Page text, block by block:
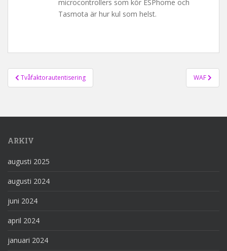
microcontrollers som kör ESPhome och
Tasmota är hur kul som helst.
Inläggsnavigering
Tvåfaktorautentisering WAF
ARKIV
augusti 2025
augusti 2024
juni 2024
april 2024
januari 2024